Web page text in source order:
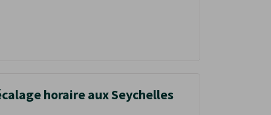
horaire aux Seychelles